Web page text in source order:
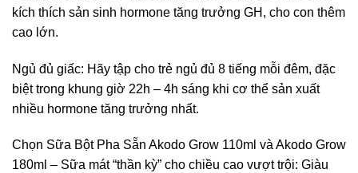
kích thích sản sinh hormone tăng trưởng GH, cho con thêm
cao lớn.
Ngủ đủ giấc: Hãy tập cho trẻ ngủ đủ 8 tiếng mỗi đêm, đặc
biệt trong khung giờ 22h – 4h sáng khi cơ thể sản xuất
nhiều hormone tăng trưởng nhất.
Chọn Sữa Bột Pha Sẵn Akodo Grow 110ml và Akodo Grow
180ml – Sữa mát “thần kỳ” cho chiều cao vượt trội: Giàu